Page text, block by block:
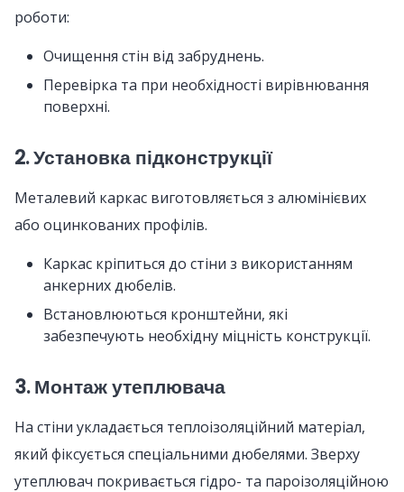
роботи:
Очищення стін від забруднень.
Перевірка та при необхідності вирівнювання
поверхні.
2. Установка підконструкції
Металевий каркас виготовляється з алюмінієвих
або оцинкованих профілів.
Каркас кріпиться до стіни з використанням
анкерних дюбелів.
Встановлюються кронштейни, які
забезпечують необхідну міцність конструкції.
3. Монтаж утеплювача
На стіни укладається теплоізоляційний матеріал,
який фіксується спеціальними дюбелями. Зверху
утеплювач покривається гідро- та пароізоляційною